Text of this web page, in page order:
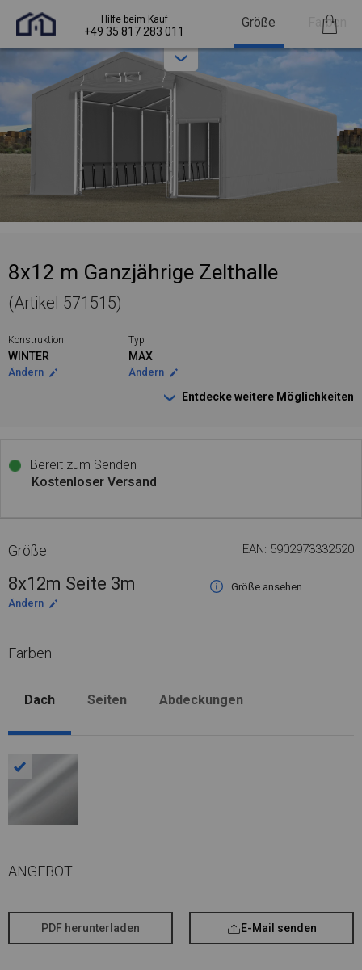
Hilfe beim Kauf
+49 35 817 283 011
Größe Farben
8x12 m Ganzjährige Zelthalle
(Artikel 571515)
Konstruktion
WINTER
Ändern
Typ
MAX
Ändern
Entdecke weitere Möglichkeiten
Bereit zum Senden
Kostenloser Versand
Größe EAN: 5902973332520
8x12m Seite 3m
Größe ansehen
Ändern
Farben
Dach Seiten Abdeckungen
ANGEBOT
PDF herunterladen E-Mail senden